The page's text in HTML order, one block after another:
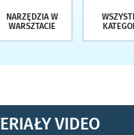
NARZĘDZIA W
WARSZTACIE
VIDEO